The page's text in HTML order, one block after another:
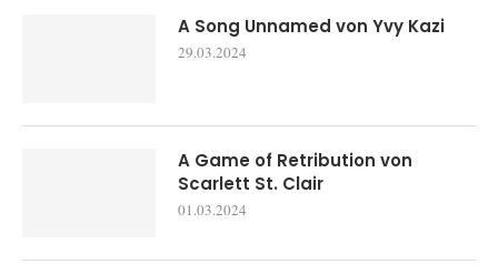
A Song Unnamed von Yvy Kazi
29.03.2024
A Game of Retribution von
Scarlett St. Clair
01.03.2024